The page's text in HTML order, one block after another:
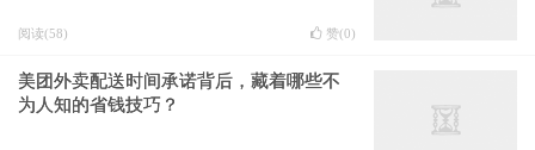
阅读(58) 赞(0)
美团外卖配送时间承诺背后，藏着哪些不
为人知的省钱技巧？